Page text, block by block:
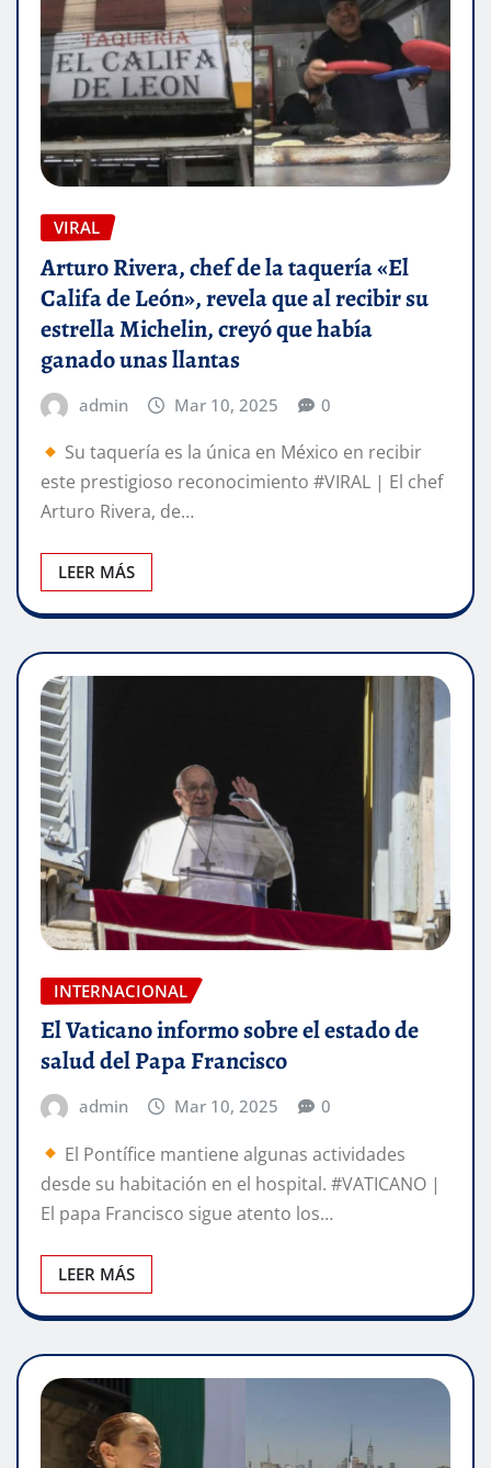
VIRAL
Arturo Rivera, chef de la taquería «El
Califa de León», revela que al recibir su
estrella Michelin, creyó que había
ganado unas llantas
admin Mar 10, 2025 0
Su taquería es la única en México en recibir
este prestigioso reconocimiento #VIRAL | El chef
Arturo Rivera, de…
LEER MÁS
INTERNACIONAL
El Vaticano informo sobre el estado de
salud del Papa Francisco
admin Mar 10, 2025 0
El Pontífice mantiene algunas actividades
desde su habitación en el hospital. #VATICANO |
El papa Francisco sigue atento los…
LEER MÁS